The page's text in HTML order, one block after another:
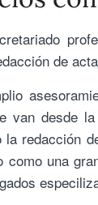
de
van desde
redacción
como una